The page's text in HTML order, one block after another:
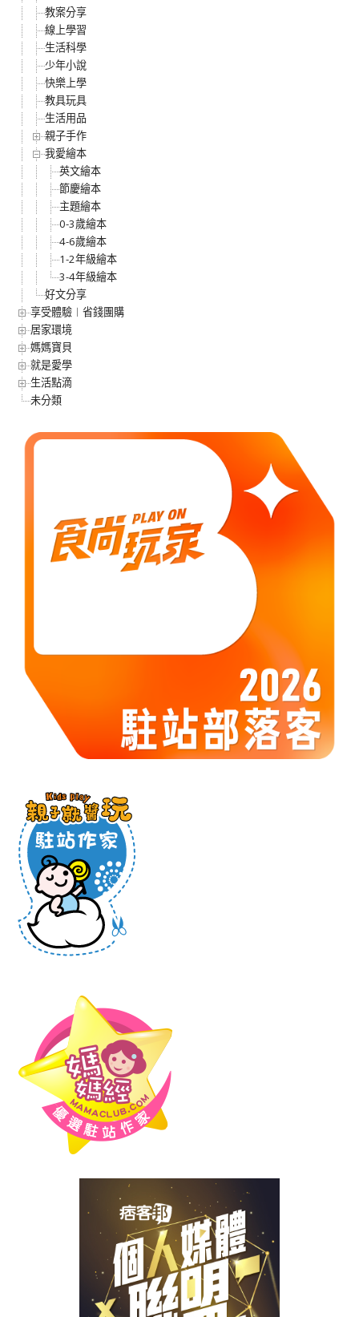
教案分享
線上學習
生活科學
少年小說
快樂上學
教具玩具
生活用品
親子手作
我愛繪本
英文繪本
節慶繪本
主題繪本
0-3歲繪本
4-6歲繪本
1-2年級繪本
3-4年級繪本
好文分享
享受體驗︱省錢團購
居家環境
媽媽寶貝
就是愛學
生活點滴
未分類